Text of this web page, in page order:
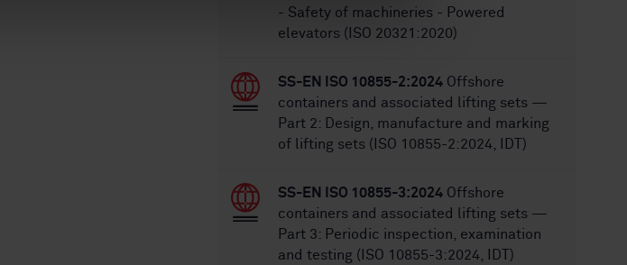
- Safety of machineries - Powered
elevators (ISO 20321:2020)
SS-EN ISO 10855-2:2024 Offshore
containers and associated lifting sets —
Part 2: Design, manufacture and marking
of lifting sets (ISO 10855-2:2024, IDT)
SS-EN ISO 10855-3:2024 Offshore
containers and associated lifting sets —
Part 3: Periodic inspection, examination
and testing (ISO 10855-3:2024, IDT)